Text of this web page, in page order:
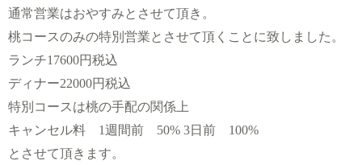
通常営業はおやすみとさせて頂き。
桃コースのみの特別営業とさせて頂くことに致しました。
ランチ17600円税込
ディナー22000円税込
特別コースは桃の手配の関係上
キャンセル料 1週間前 50% 3日前 100%
とさせて頂きます。